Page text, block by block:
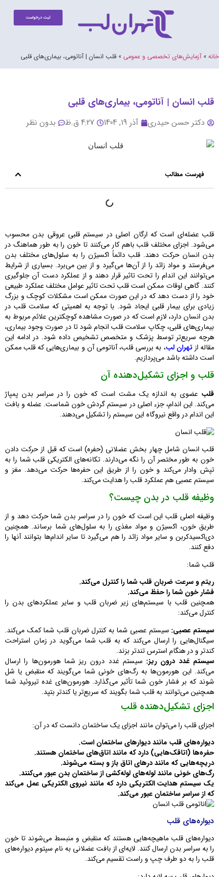
ثبت درخواست
خانه » آزمایش‌های تخصصی و عمومی » قلب انسان | آناتومی، بیماری‌های قلبی
قلب انسان | آناتومی، بیماری‌های قلبی
دکتر حسن حیدری آذر 19, 1404 4:27 ق.ظ بدون نظر
فهرست مطالب
قلب عضله‌ای است که ارگان اصلی در سیستم قلبی عروقی بدن محسوب
می‌شود. اجزای مختلف قلب باهم کار می‌کنند تا خون را به طور هماهنگ در
بدن انسان حرکت دهند. قلب دائماً اکسیژن را به سلول‌های مختلف بدن
می‌فرستد و مواد زائد را از آن‌ها می‌گیرد و از بین می‌برد. بسیاری از شرایط
می‌توانند این اندام را تحت تاثیر قرار دهند و از عملکرد دست آن جلوگیری
کنند. گاهی اوقات ممکن است قلب تحت تاثیر عوامل مختلف عملکرد طبیعی
خود را از دست دهد که در این صورت ممکن است مشکلات کوچک و بزرگ
زیادی برای بیمار قلبی ایجاد ‌شود. با توجه به اهمیتی که سلامت قلب در
بدن انسان دارد، لازم است که در صورت مشاهده کوچکترین علائم مربوط به
بیماری‌های قلبی، چکاپ سلامت قلب انجام شود تا در صورت وجود بیماری،
هرچه سریع‌تر توسط پزشک و متخصص تشخیص داده شود. در ادامه این
مقاله از تهران لب، به بررسی قلب، آناتومی آن و بیماری‌هایی که قلب ممکن
است داشته باشد می‌پردازیم.
قلب و اجزای تشکیل‌دهنده آن
قلب عضوی به اندازه یک مشت است که خون را در سراسر بدن پمپاژ
می‌کند. این اندام، جزء اصلی در سیستم گردش خون شماست. عضله و بافت
این اندام در واقع نیروگاه این سیستم را تشکیل می‌دهند.
قلب انسان شامل چهار بخش عضلانی (حفره) است که قبل از حرکت دادن
خون به طور مختصر آن را نگه می‌دارند. تکانه‌های الکتریکی قلب شما را به
تپش وادار می‌کند و خون را از طریق این حفره‌ها حرکت می‌دهد. مغز و
سیستم عصبی هم عملکرد قلب را هدایت می‌کند.
وظیفه قلب در بدن چیست؟
وظیفه اصلی قلب این است که خون را در سراسر بدن شما حرکت دهد و از
طریق خون، اکسیژن و مواد مغذی را به سلول‌های شما برساند. همچنین
دی‌اکسید‌کربن و سایر مواد زائد را هم می‌گیرد تا سایر اندام‌ها بتوانند آنها را
دفع کنند.
قلب شما:
ریتم و سرعت ضربان قلب شما را کنترل می‌کند.
فشار خون شما را حفظ می‌کند.
همچنین قلب با سیستم‌های زیر ضربان قلب و سایر عملکردهای بدن را
کنترل می‌کند:
سیستم عصبی: سیستم عصبی شما به کنترل ضربان قلب شما کمک می‌کند.
سیگنال‌هایی را ارسال می‌کند که به قلب شما می‌گوید در زمان استراحت
کندتر و در هنگام استرس تندتر بزند.
سیستم غدد درون ریز: سیستم غدد درون ریز شما هورمون‌ها را ارسال
می‌کند. این هورمون‌ها به رگ‌های خونی شما می‌گویند که منقبض یا شل
شوند که بر فشار خون شما تأثیر می‌گذارد. هورمون‌های غده تیروئید شما
همچنین می‌توانند به قلب شما بگویند که سریع‌تر یا کندتر بتپد.
اجزای تشکیل‌دهنده قلب
اجزای قلب را می‌توان مانند اجزای یک ساختمان دانست که در آن:
دیواره‌های قلب مانند دیوارهای ساختمان است.
حفره‌ها (اتاقک‌هایی) دارد که مانند اتاق‌های ساختمان هستند.
دریچه‌هایی که مانند درهای اتاق باز و بسته می‌شوند.
رگ‌های خونی مانند لوله‌های لوله‌کشی از ساختمان بدن عبور می‌کنند.
یک سیستم هدایت الکتریکی دارد که مانند نیروی الکتریکی عمل می‌کند
که از سراسر ساختمان عبور می‌کند.
دیواره‌های قلب
دیواره‌های قلب ماهیچه‌هایی هستند که منقبض و منبسط می‌شوند تا خون
را به سراسر بدن ارسال کنند. لایه‌ای از بافت عضلانی به نام سپتوم دیواره‌های
قلب را به دو طرف چپ و راست تقسیم می‌کند.